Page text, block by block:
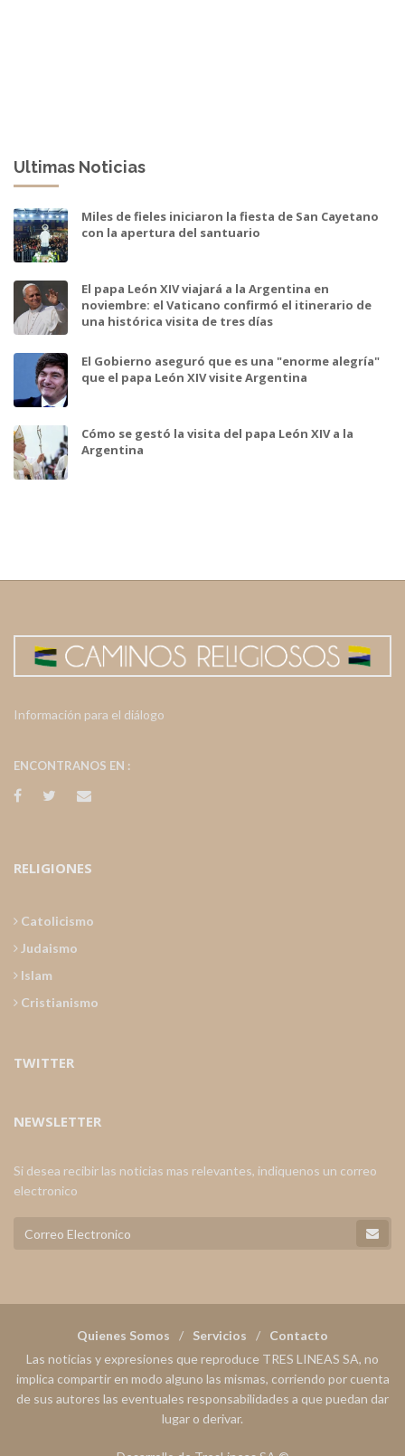
Ultimas Noticias
Miles de fieles iniciaron la fiesta de San Cayetano
con la apertura del santuario
El papa León XIV viajará a la Argentina en
noviembre: el Vaticano confirmó el itinerario de
una histórica visita de tres días
El Gobierno aseguró que es una "enorme alegría"
que el papa León XIV visite Argentina
Cómo se gestó la visita del papa León XIV a la
Argentina
Información para el diálogo
ENCONTRANOS EN :
RELIGIONES
Catolicismo
Judaismo
Islam
Cristianismo
TWITTER
NEWSLETTER
Si desea recibir las noticias mas relevantes, indiquenos un correo
electronico
Quienes Somos Servicios
Contacto
Las noticias y expresiones que reproduce TRES LINEAS SA, no
implica compartir en modo alguno las mismas, corriendo por cuenta
de sus autores las eventuales responsabilidades a que puedan dar
lugar o derivar.